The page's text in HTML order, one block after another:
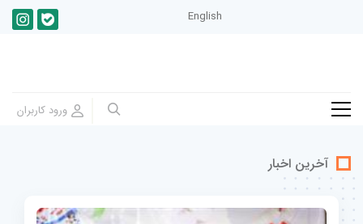
English
آخرین اخبار